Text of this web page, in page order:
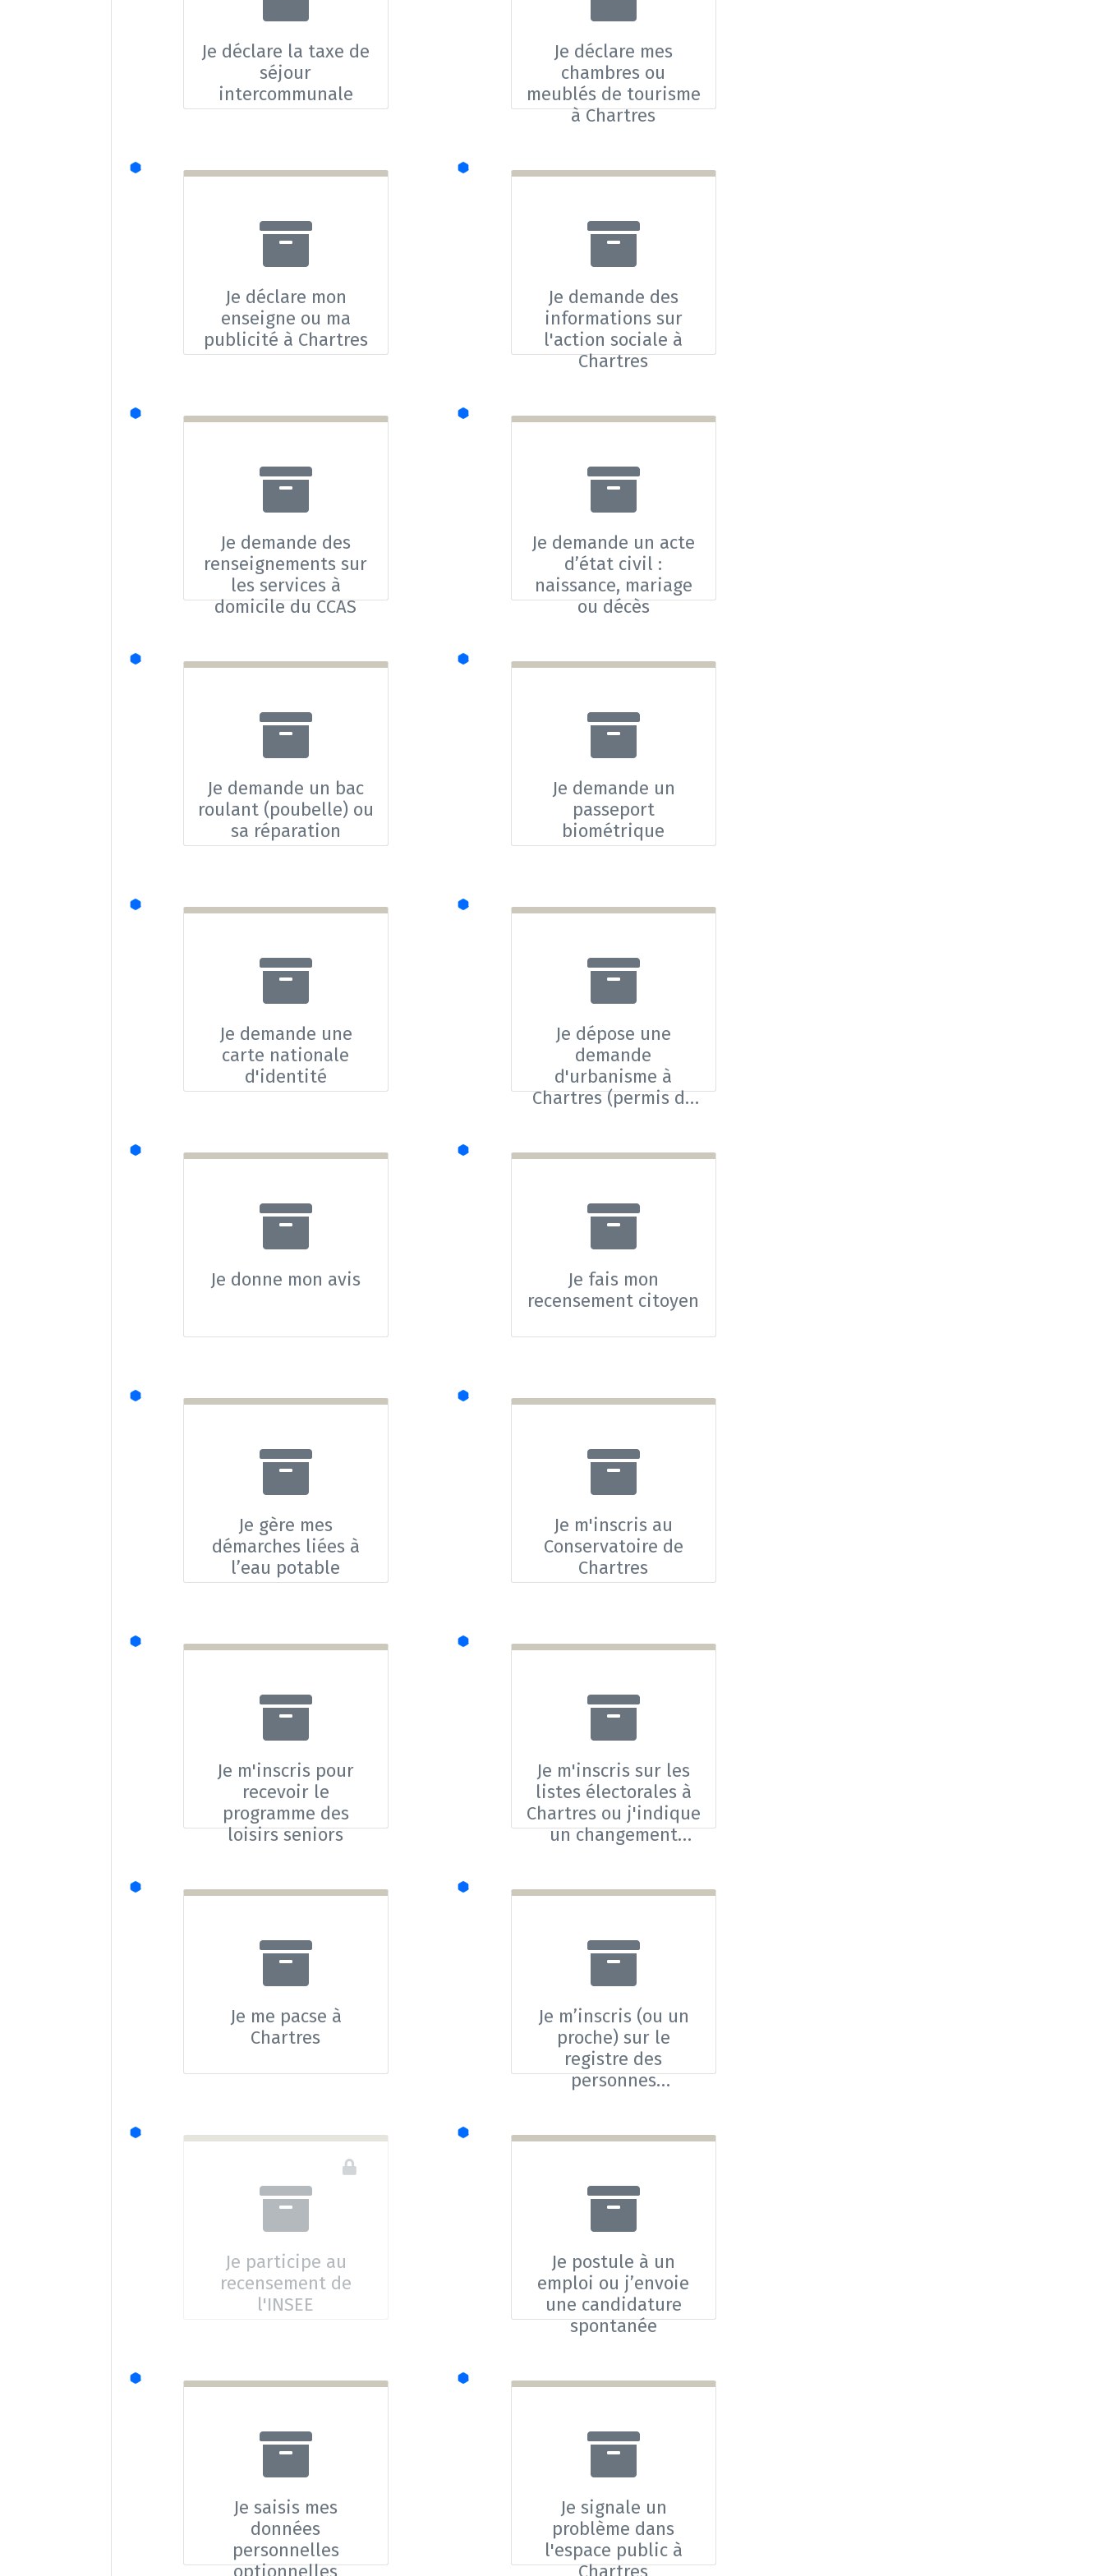
Je déclare la taxe de
séjour
intercommunale
Je déclare mes
chambres ou
meublés de tourisme
à Chartres
Je déclare mon
enseigne ou ma
publicité à Chartres
Je demande des
informations sur
l'action sociale à
Chartres
Je demande des
renseignements sur
les services à
domicile du CCAS
Je demande un acte
d’état civil :
naissance, mariage
ou décès
Je demande un bac
roulant (poubelle) ou
sa réparation
Je demande un
passeport
biométrique
Je demande une
carte nationale
d'identité
Je dépose une
demande
d'urbanisme à
Chartres (permis de
démolir, ...)
Je donne mon avis
Je fais mon
recensement citoyen
Je gère mes
démarches liées à
l’eau potable
Je m'inscris au
Conservatoire de
Chartres
Je m'inscris pour
recevoir le
programme des
loisirs seniors
Je m'inscris sur les
listes électorales à
Chartres ou j'indique
un changement
Je me pacse à
Chartres
Je m’inscris (ou un
proche) sur le
registre des
personnes
Je participe au
recensement de
l'INSEE
Je postule à un
emploi ou j’envoie
une candidature
spontanée
Je saisis mes
données
personnelles
optionnelles
Je signale un
problème dans
l'espace public à
Chartres